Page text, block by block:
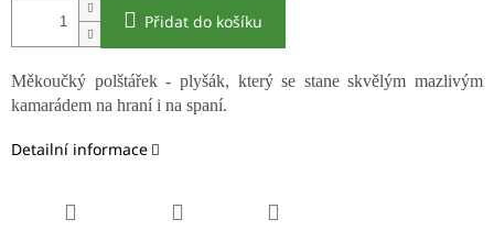
Přidat do košíku
Měkoučký polštářek - plyšák, který se stane skvělým mazlivým
kamarádem na hraní i na spaní.
Detailní informace